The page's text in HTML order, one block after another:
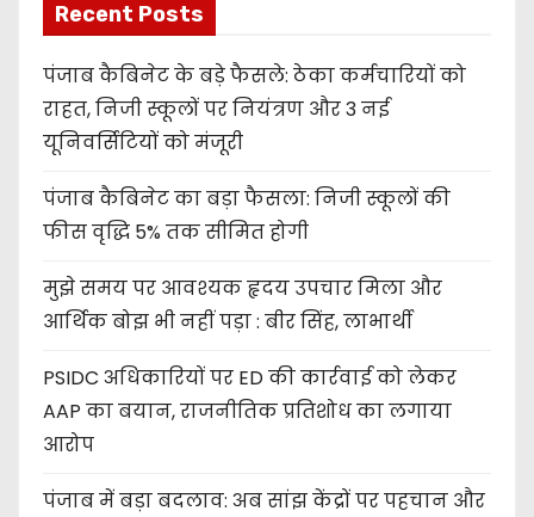
Recent Posts
पंजाब कैबिनेट के बड़े फैसले: ठेका कर्मचारियों को
राहत, निजी स्कूलों पर नियंत्रण और 3 नई
यूनिवर्सिटियों को मंजूरी
पंजाब कैबिनेट का बड़ा फैसला: निजी स्कूलों की
फीस वृद्धि 5% तक सीमित होगी
मुझे समय पर आवश्यक हृदय उपचार मिला और
आर्थिक बोझ भी नहीं पड़ा : बीर सिंह, लाभार्थी
PSIDC अधिकारियों पर ED की कार्रवाई को लेकर
AAP का बयान, राजनीतिक प्रतिशोध का लगाया
आरोप
पंजाब में बड़ा बदलाव: अब सांझ केंद्रों पर पहचान और